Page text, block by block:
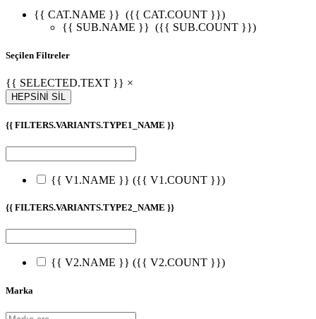
{{ CAT.NAME }} ({{ CAT.COUNT }})
{{ SUB.NAME }} ({{ SUB.COUNT }})
Seçilen Filtreler
{{ SELECTED.TEXT }} ×
HEPSİNİ SİL
{{ FILTERS.VARIANTS.TYPE1_NAME }}
{{ V1.NAME }} ({{ V1.COUNT }})
{{ FILTERS.VARIANTS.TYPE2_NAME }}
{{ V2.NAME }} ({{ V2.COUNT }})
Marka